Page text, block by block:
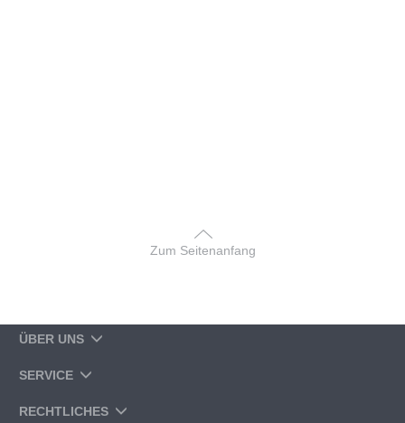
Zum Seitenanfang
ÜBER UNS
SERVICE
RECHTLICHES